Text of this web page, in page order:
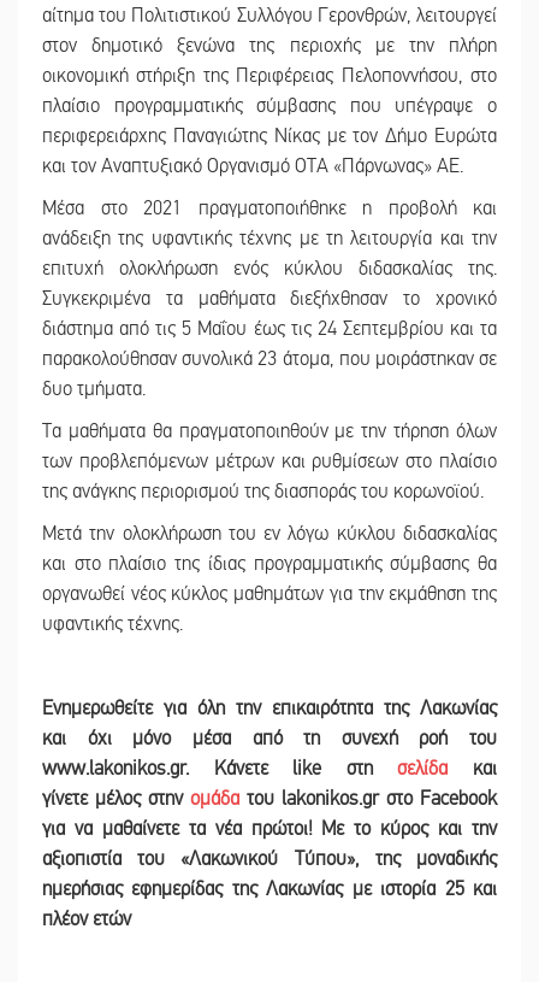
αίτημα του Πολιτιστικού Συλλόγου Γερονθρών, λειτουργεί
στον δημοτικό ξενώνα της περιοχής με την πλήρη
οικονομική στήριξη της Περιφέρειας Πελοποννήσου, στο
πλαίσιο προγραμματικής σύμβασης που υπέγραψε ο
περιφερειάρχης Παναγιώτης Νίκας με τον Δήμο Ευρώτα
και τον Αναπτυξιακό Οργανισμό ΟΤΑ «Πάρνωνας» ΑΕ.
Μέσα στο 2021 πραγματοποιήθηκε η προβολή και
ανάδειξη της υφαντικής τέχνης με τη λειτουργία και την
επιτυχή ολοκλήρωση ενός κύκλου διδασκαλίας της.
Συγκεκριμένα τα μαθήματα διεξήχθησαν το χρονικό
διάστημα από τις 5 Μαΐου έως τις 24 Σεπτεμβρίου και τα
παρακολούθησαν συνολικά 23 άτομα, που μοιράστηκαν σε
δυο τμήματα.
Τα μαθήματα θα πραγματοποιηθούν με την τήρηση όλων
των προβλεπόμενων μέτρων και ρυθμίσεων στο πλαίσιο
της ανάγκης περιορισμού της διασποράς του κορωνοϊού.
Μετά την ολοκλήρωση του εν λόγω κύκλου διδασκαλίας
και στο πλαίσιο της ίδιας προγραμματικής σύμβασης θα
οργανωθεί νέος κύκλος μαθημάτων για την εκμάθηση της
υφαντικής τέχνης.
Ενημερωθείτε για όλη την επικαιρότητα της Λακωνίας
και όχι μόνο μέσα από τη συνεχή ροή του
www.lakonikos.gr. Κάνετε like στησελίδα και
γίνετε μέλος στην ομάδα του lakonikos.gr στο Facebook
για να μαθαίνετε τα νέα πρώτοι! Με το κύρος και την
αξιοπιστία του «Λακωνικού Τύπου», της μοναδικής
ημερήσιας εφημερίδας της Λακωνίας με ιστορία 25 και
πλέον ετών